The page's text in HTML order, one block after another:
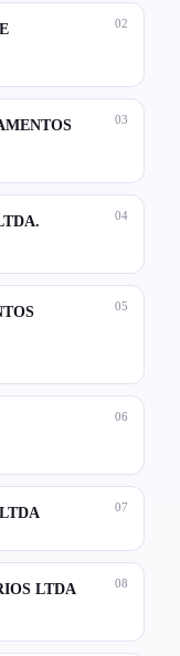
02
03
04
05
06
07
08
LTDA